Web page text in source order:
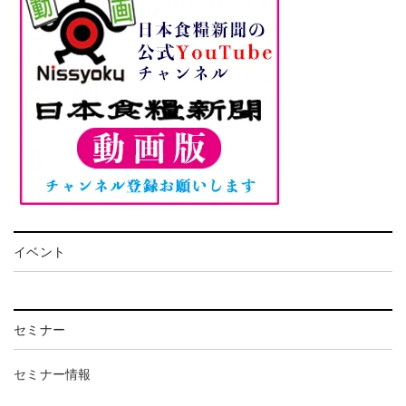
イベント
セミナー
セミナー情報